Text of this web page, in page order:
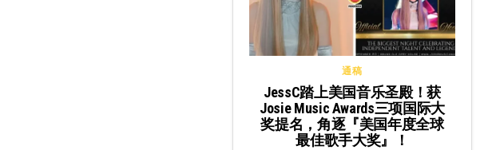
通稿
JessC踏上美国音乐圣殿！获
Josie Music Awards三项国际大
奖提名，角逐『美国年度全球
最佳歌手大奖』！